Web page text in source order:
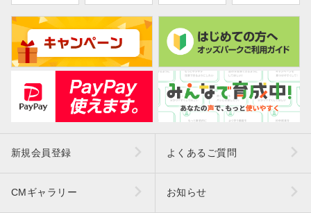
新規会員登録 よくあるご質問
CMギャラリー お知らせ